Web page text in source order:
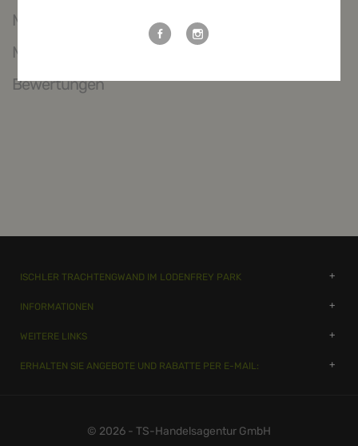
Maßtabelle
Mehr Informationen
Bewertungen
ISCHLER TRACHTENGWAND IM LODENFREY PARK
INFORMATIONEN
WEITERE LINKS
ERHALTEN SIE ANGEBOTE UND RABATTE PER E-MAIL:
© 2026 - TS-Handelsagentur GmbH